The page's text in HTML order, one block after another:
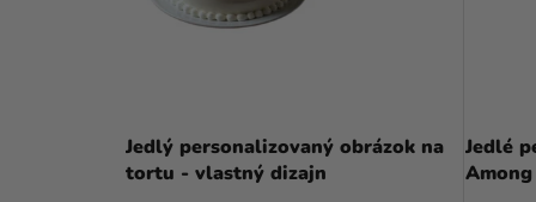
D
U
Jedlý personalizovaný obrázok na
tortu - vlastný dizajn
Jedlé